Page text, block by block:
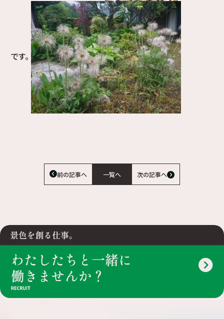
です。
前の記事へ 一覧へ 次の記事へ